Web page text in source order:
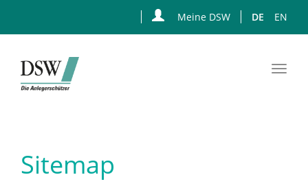
Meine DSW DE EN
Sitemap